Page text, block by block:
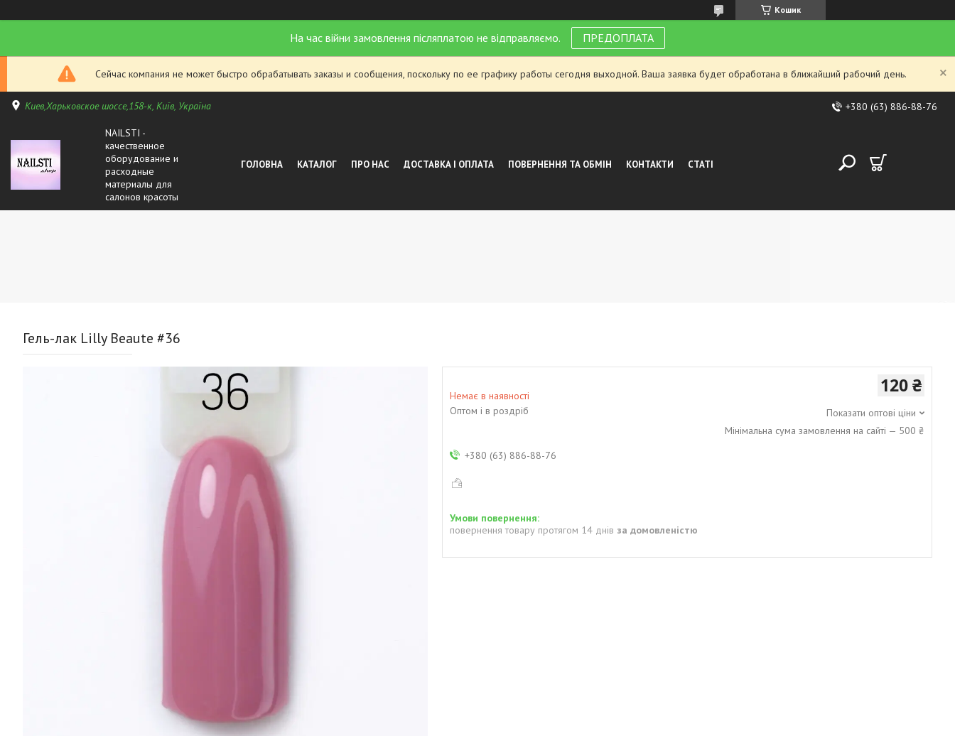
Кошик
На час війни замовлення післяплатою не відправляємо. ПРЕДОПЛАТА
Сейчас компания не может быстро обрабатывать заказы и сообщения, поскольку по ее графику работы сегодня выходной. Ваша заявка будет обработана в ближайший рабочий день.
Киев,Харьковское шоссе,158-к, Київ, Україна +380 (63) 886-88-76
NAILSTI -
качественное
оборудование и
расходные
материалы для
салонов красоты
ГОЛОВНА КАТАЛОГ ПРО НАС ДОСТАВКА І ОПЛАТА ПОВЕРНЕННЯ ТА ОБМІН КОНТАКТИ СТАТІ
Гель-лак Lilly Beaute #36
Немає в наявності
Оптом і в роздріб
120 ₴
Показати оптові ціни
Мінімальна сума замовлення на сайті — 500 ₴
+380 (63) 886-88-76
повернення товару протягом 14 днів за домовленістю